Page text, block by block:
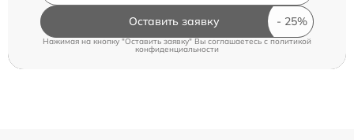
Оставить заявку
Нажимая на кнопку "Оставить заявку" Вы соглашаетесь cполитикой
конфиденциальности